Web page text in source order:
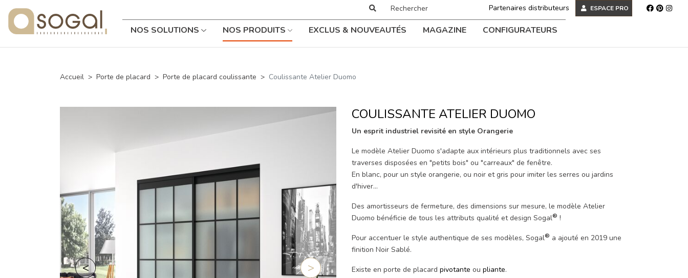
Partenaires distributeurs ESPACE PRO
NOS SOLUTIONS NOS PRODUITS EXCLUS & NOUVEAUTÉS MAGAZINE CONFIGURATEURS
Accueil Porte de placard Porte de placard coulissante Coulissante Atelier Duomo
Retour Suivant
COULISSANTE ATELIER DUOMO
Un esprit industriel revisité en style Orangerie
Le modèle Atelier Duomo s'adapte aux intérieurs plus traditionnels avec ses
traverses disposées en "petits bois" ou "carreaux" de fenêtre.
En blanc, pour un style orangerie, ou noir et gris pour imiter les serres ou jardins
d'hiver...
Des amortisseurs de fermeture, des dimensions sur mesure, le modèle Atelier
Duomo bénéficie de tous les attributs qualité et design Sogal® !
Pour accentuer le style authentique de ses modèles, Sogal® a ajouté en 2019 une
finition Noir Sablé.
Existe en porte de placard pivotante ou pliante.